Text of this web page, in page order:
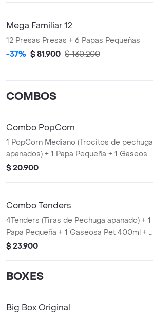
Mega Familiar 12
12 Presas Presas + 6 Papas Pequeñas
-37% $ 81.900 $ 130.200
COMBOS
Combo PopCorn
1 PopCorn Mediano (Trocitos de pechuga
apanados) + 1 Papa Pequeña + 1 Gaseosa
PET 400ml + 1 Blister de Salsa BBQ
$ 20.900
Combo Tenders
4Tenders (Tiras de Pechuga apanado) + 1
Papa Pequeña + 1 Gaseosa Pet 400ml + 1
$ 23.900
BOXES
Big Box Original